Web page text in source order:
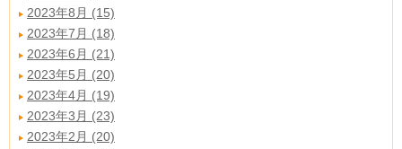
2023年8月 (15)
2023年7月 (18)
2023年6月 (21)
2023年5月 (20)
2023年4月 (19)
2023年3月 (23)
2023年2月 (20)